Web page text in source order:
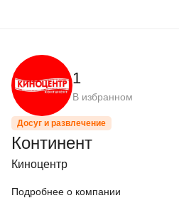
1
В избранном
Досуг и развлечение
Континент
Киноцентр
Подробнее о компании